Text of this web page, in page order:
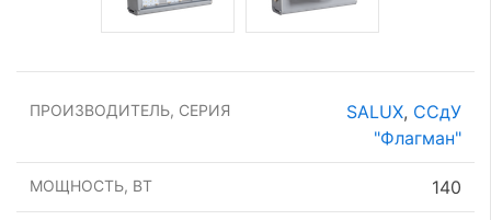
ПРОИЗВОДИТЕЛЬ, СЕРИЯ SALUX, ССдУ
"Флагман"
МОЩНОСТЬ, ВТ 140